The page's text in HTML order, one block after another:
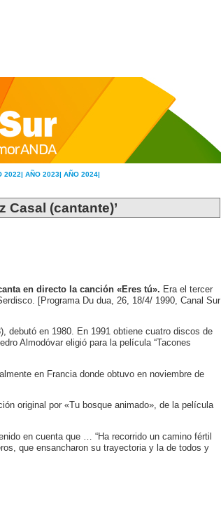
2022| AÑO 2023| AÑO 2024|
Casal (cantante)’
en directo la canción «Eres tú». Era el tercer
[Programa Du dua, 26, 18/4/ 1990, Canal Sur
debutó en 1980. En 1991 obtiene cuatro discos de
Almodóvar eligió para la película “Tacones
en Francia donde obtuvo en noviembre de
original por «Tu bosque animado», de la película
en cuenta que … “Ha recorrido un camino fértil
que ensancharon su trayectoria y la de todos y